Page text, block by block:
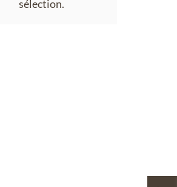
sélection.